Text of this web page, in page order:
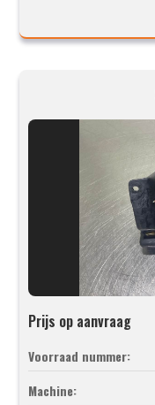
Prijs op aanvraag
Voorraad nummer:
Machine: